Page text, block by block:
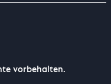
vorbehalten.